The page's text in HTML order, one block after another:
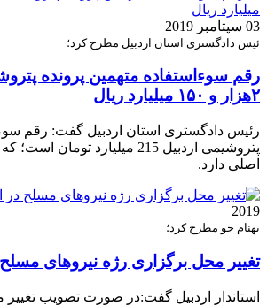
03 سپتامبر 2019
ئیس دادگستری استان اردبیل مطرح کرد؛
رقم سوءاستفاده متهمین پرونده
۲هزار و ۱۵۰ میلیارد ریال
رئیس دادگستری استان اردبیل گفت: رقم
پتروشیمی اردبیل 215 میلیارد
اصلی دارد.
2019
بهنام جو مطرح کرد؛
تغییر محل برگزاری رژه نیروهای مسلح
استاندار اردبیل گفت:در صورت تصویب